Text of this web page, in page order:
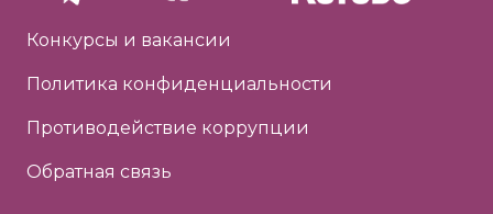
Конкурсы и вакансии
Политика конфиденциальности
Противодействие коррупции
Обратная связь